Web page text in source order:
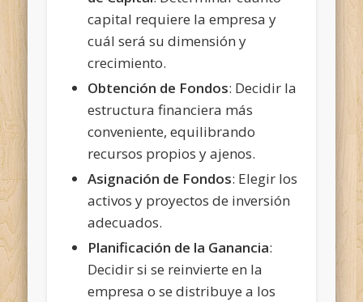
capital requiere la empresa y
cuál será su dimensión y
crecimiento.
Obtención de Fondos: Decidir la
estructura financiera más
conveniente, equilibrando
recursos propios y ajenos.
Asignación de Fondos: Elegir los
activos y proyectos de inversión
adecuados.
Planificación de la Ganancia:
Decidir si se reinvierte en la
empresa o se distribuye a los